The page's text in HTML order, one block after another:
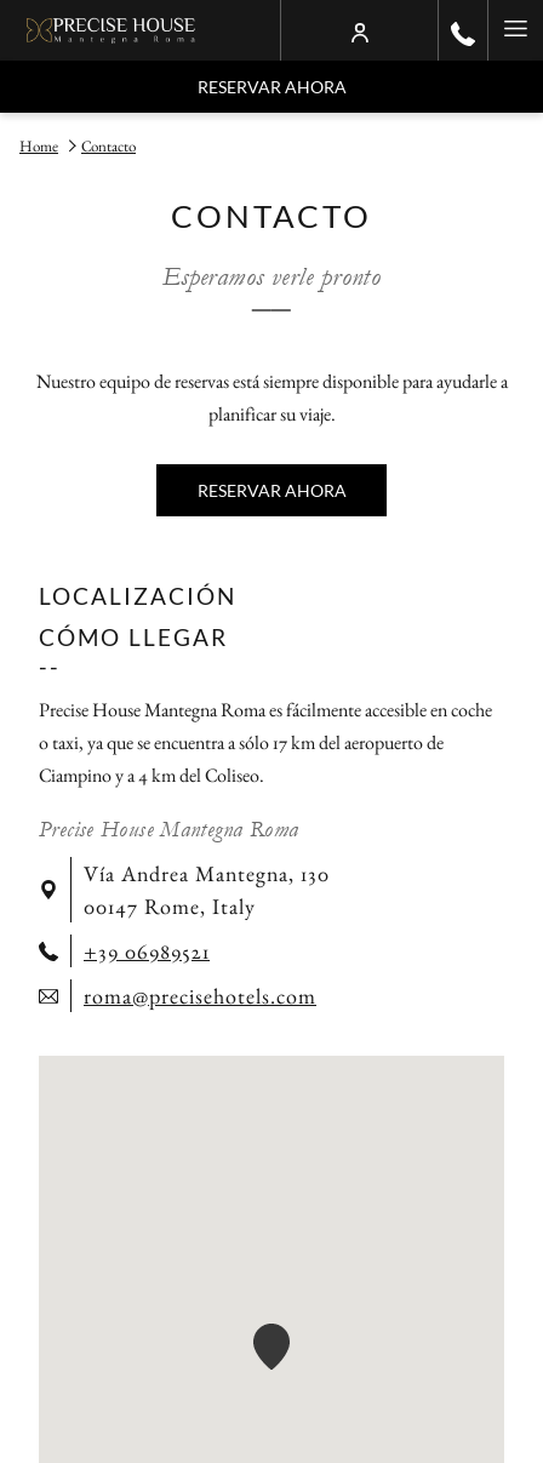
RESERVAR AHORA
Home Contacto
CONTACTO
Esperamos verle pronto
──
Nuestro equipo de reservas está siempre disponible para ayudarle a
planificar su viaje.
RESERVAR AHORA
LOCALIZACIÓN
CÓMO LLEGAR
--
Precise House Mantegna Roma es fácilmente accesible en coche
o taxi, ya que se encuentra a sólo 17 km del aeropuerto de
Ciampino y a 4 km del Coliseo.
Precise House Mantegna Roma
Vía Andrea Mantegna, 130
00147 Rome, Italy
+39 06989521
roma@precisehotels.com